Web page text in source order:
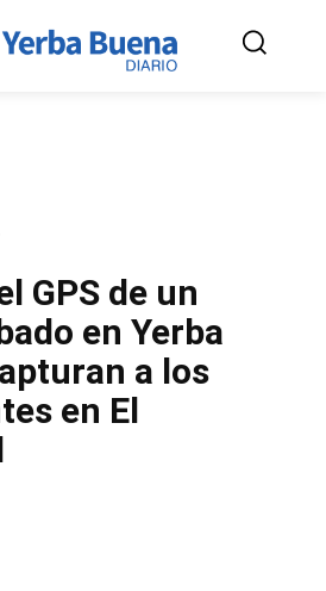
GPS de un
en Yerba
a los
en El